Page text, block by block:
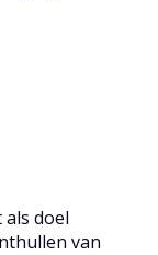
als doel
van